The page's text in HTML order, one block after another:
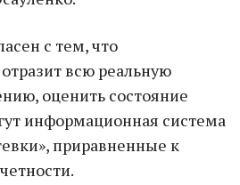
с тем, что
всю реальную
оценить состояние
информационная система
приравненные к